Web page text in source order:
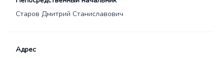
Старов Дмитрий Станиславович
Адрес